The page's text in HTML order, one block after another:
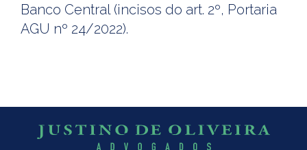
Banco Central (incisos do art. 2º, Portaria
AGU nº 24/2022).